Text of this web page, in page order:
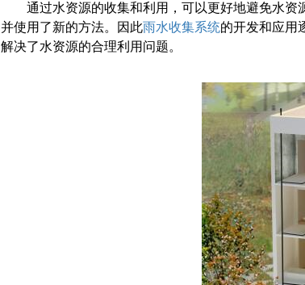
通过水资源的收集和利用，可以更好地避免水
并使用了新的方法。因此雨水收集系统的开发和应用
解决了水资源的合理利用问题。